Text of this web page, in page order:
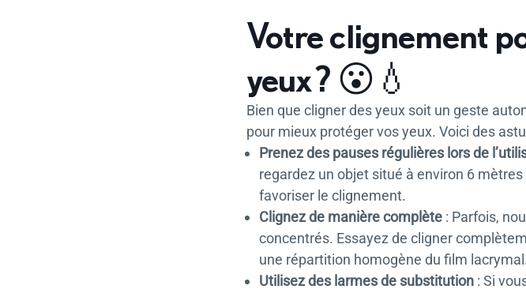
Votre clignement
yeux ? 😮💧
Bien que cligner des yeux soit un geste
pour mieux protéger vos yeux. Voici des
Prenez des pauses régulières lors de
regardez un objet situé à environ 6
favoriser le clignement.
Clignez de manière complète : Parfois,
concentrés. Essayez de cligner
une répartition homogène du film lacrymal.
Utilisez des larmes de substitution : Si